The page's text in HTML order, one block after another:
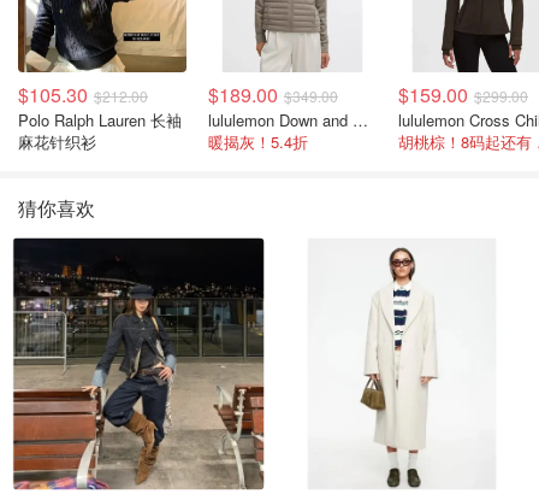
$105.30 $212.00
Polo Ralph Lauren 长袖
麻花针织衫
$189.00 $349.00
lululemon Down and Around 羽绒夹克
暖揭灰！5.4折
$159.00 $299.00
猜你喜欢